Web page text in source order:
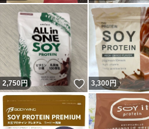
2,750円 いいね！
3,300円